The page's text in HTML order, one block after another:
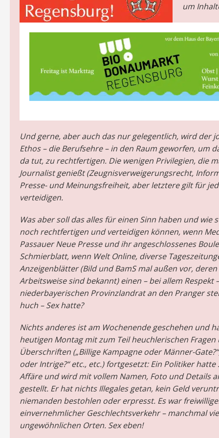
um
Und gerne, aber auch das nur gelegentlich, wird der
Ethos – die Berufsehre – in den Raum geworfen, um
da tut, zu rechtfertigen. Die wenigen Privilegien, die
Journalist genießt (Zeugnisverweigerungsrecht,
Presse- und Meinungsfreiheit, aber letztere gilt für
verteidigen.
Was aber soll das alles für einen Sinn haben und wie
noch rechtfertigen und verteidigen können, wenn
Passauer Neue Presse und ihr angeschlossenes
Schmierblatt, wenn Welt Online, diverse
Anzeigenblätter (Bild und BamS mal außen vor,
Arbeitsweise sind bekannt) einen – bei allem Respekt –
niederbayerischen Provinzlandrat an den Pranger
huch – Sex hatte?
Nichts anderes ist am Wochenende geschehen und
heutigen Montag mit zum Teil heuchlerischen Fragen
Überschriften („Billige Kampagne oder Männer-
oder Intrige?“ etc., etc.) fortgesetzt: Ein Politiker hatte
Affäre und wird mit vollem Namen, Foto und Details
gestellt. Er hat nichts Illegales getan, kein Geld
niemanden bestohlen oder erpresst. Es war
einvernehmlicher Geschlechtsverkehr – manchmal
ungewöhnlichen Orten. Sex eben!